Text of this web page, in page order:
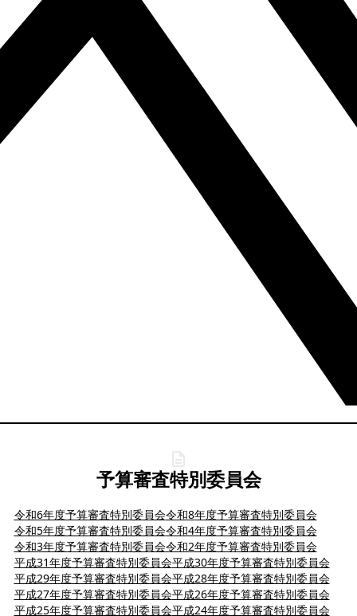
予算審査特別委員会
令和6年度予算審査特別委員会令和8年度予算審査特別委員会
令和5年度予算審査特別委員会令和4年度予算審査特別委員会
令和3年度予算審査特別委員会令和2年度予算審査特別委員会
平成31年度予算審査特別委員会平成30年度予算審査特別委員会
平成29年度予算審査特別委員会平成28年度予算審査特別委員会
平成27年度予算審査特別委員会平成26年度予算審査特別委員会
平成25年度予算審査特別委員会平成24年度予算審査特別委員会